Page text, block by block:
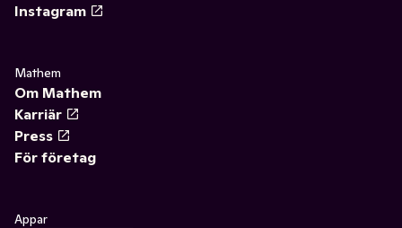
Instagram
Mathem
Om Mathem
Karriär
Press
För företag
Appar